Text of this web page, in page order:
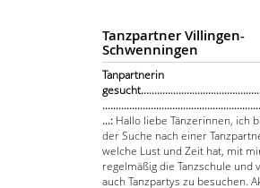
Tanzpartner Villingen-
Schwenningen
Tanpartnerin
...: Hallo liebe Tänzerinnen, ich
der Suche nach einer
welche Lust und Zeit hat, mit
regelmäßig die Tanzschule und
auch Tanzpartys zu besuchen.